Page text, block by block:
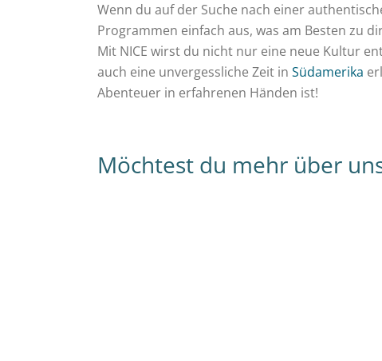
Wenn du auf der Suche nach einer
Programmen einfach aus, was am Besten zu
Mit NICE wirst du nicht nur eine neue Kultur
auch eine unvergessliche Zeit in Südamerika
Abenteuer in erfahrenen Händen ist!
Möchtest du mehr über